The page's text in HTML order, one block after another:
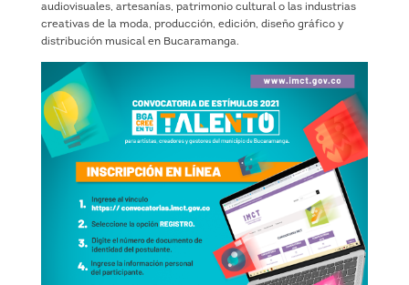
audiovisuales, artesanías, patrimonio cultural o las industrias
creativas de la moda, producción, edición, diseño gráfico y
distribución musical en Bucaramanga.